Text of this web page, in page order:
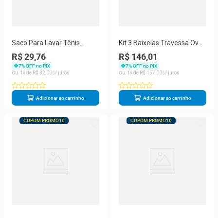
Saco Para Lavar Tênis
Sapatos para Máquina de
Lavar Bolsa
R$ 29,76
7% OFF no PIX
1
R$ 32 00
Adicionar ao carrinho
Kit 3 Baixelas Travessa Oval
Aço Inox Reforçado 35-45-
51cm
R$ 146,01
7% OFF no PIX
1
R$ 157 00
Adicionar ao carrinho
CUPOM PROMO10 CUPOM PROMO10